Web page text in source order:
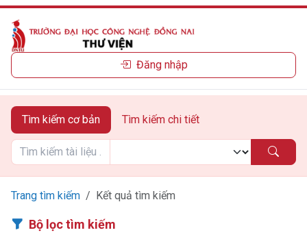
Đăng nhập
Tìm kiếm cơ bản Tìm kiếm chi tiết
Trang tìm kiếm Kết quả tìm kiếm
Bộ lọc tìm kiếm